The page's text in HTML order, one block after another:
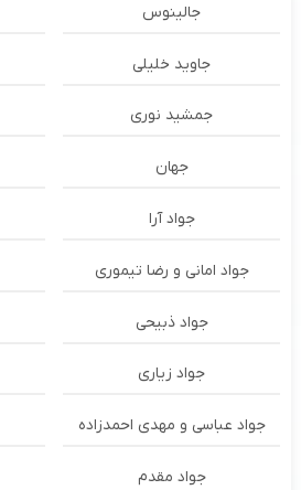
جالینوس
جاوید خلیلی
جمشید نوری
جهان
جواد آرا
جواد امانی و رضا تیموری
جواد ذبیحی
جواد زیاری
جواد عباسی و مهدی احمدزاده
جواد مقدم